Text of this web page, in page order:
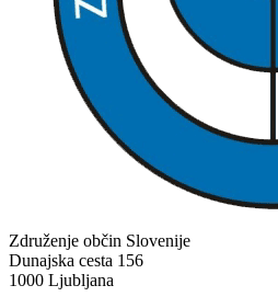
Združenje občin Slovenije
Dunajska cesta 156
1000 Ljubljana